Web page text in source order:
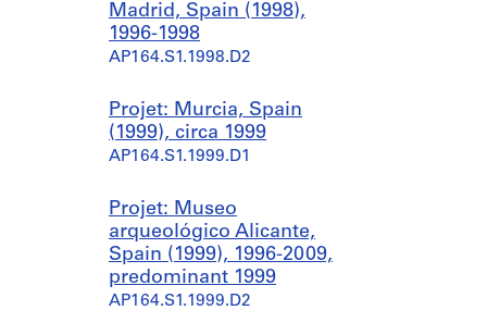
Madrid, Spain (1998),
1996-1998
AP164.S1.1998.D2
Projet: Murcia, Spain
(1999), circa 1999
AP164.S1.1999.D1
Projet: Museo
arqueológico Alicante,
Spain (1999), 1996-2009,
predominant 1999
AP164.S1.1999.D2